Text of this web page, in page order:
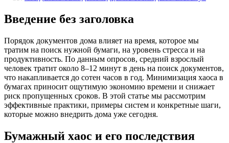
Введение без заголовка
Порядок документов дома влияет на время, которое мы
тратим на поиск нужной бумаги, на уровень стресса и на
продуктивность. По данным опросов, средний взрослый
человек тратит около 8–12 минут в день на поиск документов,
что накапливается до сотен часов в год. Минимизация хаоса в
бумагах приносит ощутимую экономию времени и снижает
риск пропущенных сроков. В этой статье мы рассмотрим
эффективные практики, примеры систем и конкретные шаги,
которые можно внедрить дома уже сегодня.
Бумажный хаос и его последствия